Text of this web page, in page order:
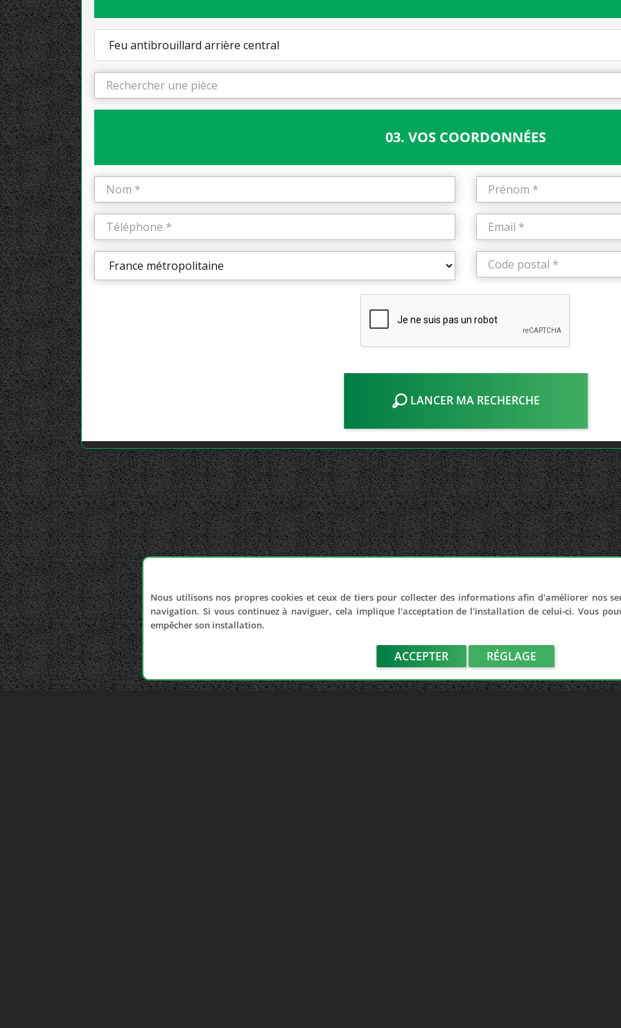
Feu antibrouillard arrière central
03. VOS COORDONNÉES
LANCER MA RECHERCHE
Nous utilisons nos propres cookies et ceux de tiers pour collecter des informations afin d'améliorer nos
navigation. Si vous continuez à naviguer, cela implique l'acceptation de l'installation de celui-ci. Vous
empêcher son installation.
ACCEPTER RÉGLAGE